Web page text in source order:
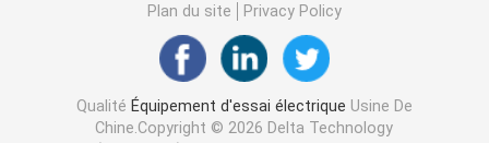
Équipement d'essai de batterie
Caméra d'inspection de forage
Plan du site
Privacy Policy
Qualité Équipement d'essai électrique Usine De
Chine.Copyright © 2026 Delta Technology